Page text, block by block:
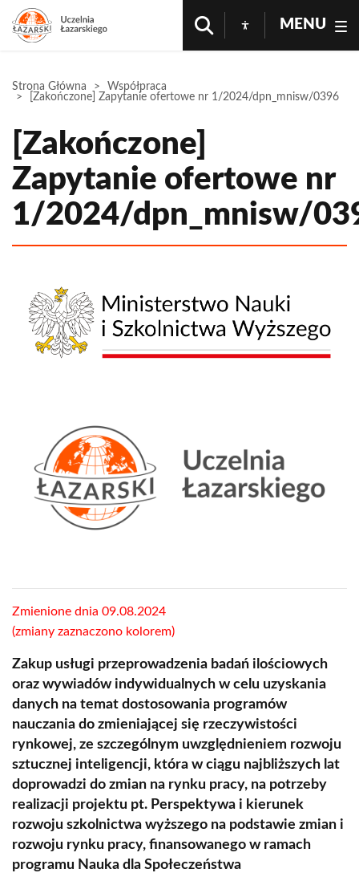
MENU
Strona Główna
Współpraca
[Zakończone] Zapytanie ofertowe nr 1/2024/dpn_mnisw/0396
[Zakończone]
Zapytanie ofertowe nr
1/2024/dpn_mnisw/
Zmienione dnia 09.08.2024
(zmiany zaznaczono kolorem)
Zakup usługi przeprowadzenia badań ilościowych
oraz wywiadów indywidualnych w celu uzyskania
danych na temat dostosowania programów
nauczania do zmieniającej się rzeczywistości
rynkowej, ze szczególnym uwzględnieniem rozwoju
sztucznej inteligencji, która w ciągu najbliższych lat
doprowadzi do zmian na rynku pracy, na potrzeby
realizacji projektu pt. Perspektywa i kierunek
rozwoju szkolnictwa wyższego na podstawie zmian i
rozwoju rynku pracy, finansowanego w ramach
programu Nauka dla Społeczeństwa